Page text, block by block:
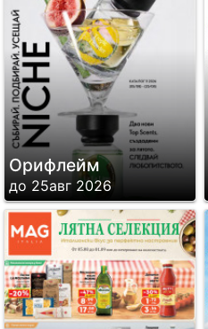
Орифлейм
до 25авг 2026